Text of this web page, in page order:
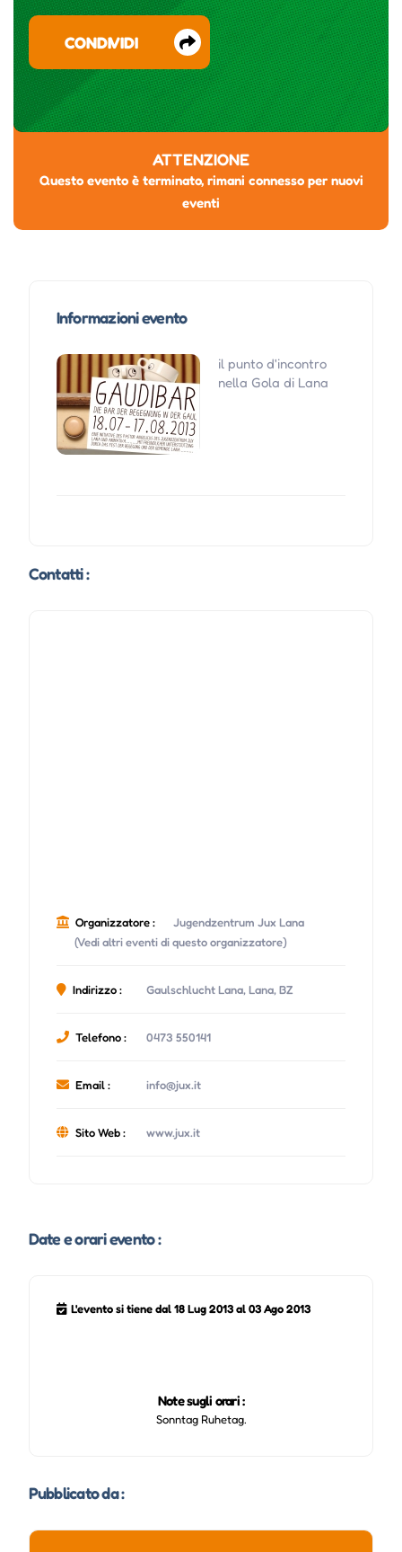
CONDIVIDI
ATTENZIONE
Questo evento è terminato, rimani connesso per nuovi
eventi
Informazioni evento
il punto d'incontro
nella Gola di Lana
Contatti :
Organizzatore :
Jugendzentrum Jux Lana
(Vedi altri eventi di questo organizzatore)
Indirizzo : Gaulschlucht Lana, Lana, BZ
Telefono : 0473 550141
Email : info@jux.it
Sito Web : www.jux.it
Date e orari evento :
L'evento si tiene dal 18 Lug 2013 al 03 Ago 2013
Note sugli orari :
Sonntag Ruhetag.
Pubblicato da :